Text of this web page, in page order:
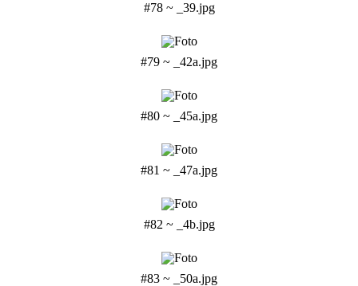
#78 ~ _39.jpg
#79 ~ _42a.jpg
#80 ~ _45a.jpg
#81 ~ _47a.jpg
#82 ~ _4b.jpg
#83 ~ _50a.jpg